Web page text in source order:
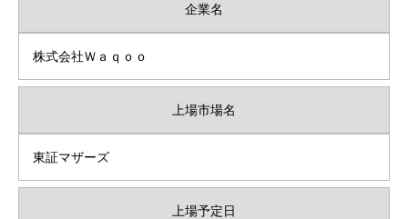
企業名
株式会社Ｗａｑｏｏ
上場市場名
東証マザーズ
上場予定日